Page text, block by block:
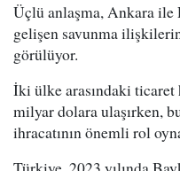
Üçlü anlaşma, Ankara ile
gelişen savunma
görülüyor.
İki ülke arasındaki ticaret
milyar dolara ulaşırken,
ihracatının önemli rol